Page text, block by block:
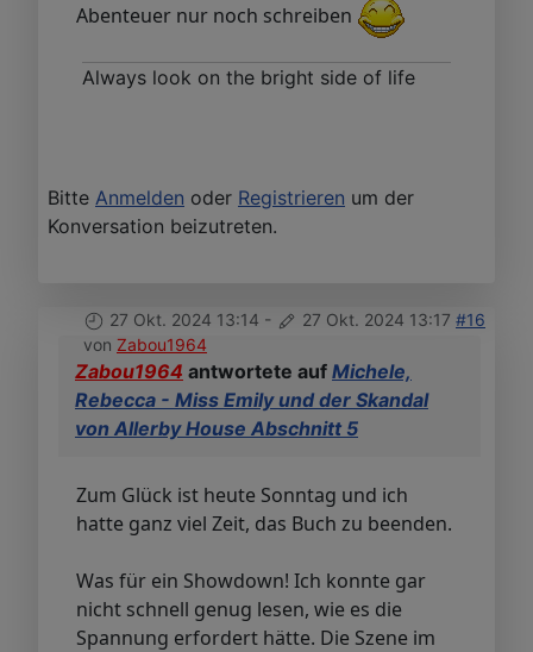
Abenteuer nur noch schreiben
Always look on the bright side of life
Bitte Anmelden oder Registrieren um der
Konversation beizutreten.
27 Okt. 2024 13:14 - 27 Okt. 2024 13:17 #16
von Zabou1964
Zabou1964 antwortete auf Michele,
Rebecca - Miss Emily und der Skandal
von Allerby House Abschnitt 5
Zum Glück ist heute Sonntag und ich
hatte ganz viel Zeit, das Buch zu beenden.
Was für ein Showdown! Ich konnte gar
nicht schnell genug lesen, wie es die
Spannung erfordert hätte. Die Szene im